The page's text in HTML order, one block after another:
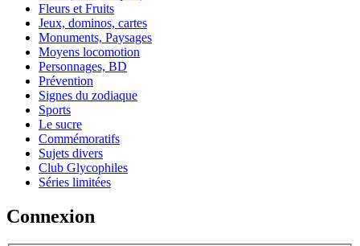
Fleurs et Fruits
Jeux, dominos, cartes
Monuments, Paysages
Moyens locomotion
Personnages, BD
Prévention
Signes du zodiaque
Sports
Le sucre
Commémoratifs
Sujets divers
Club Glycophiles
Séries limitées
Connexion